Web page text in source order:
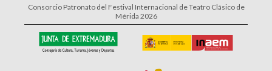
Consorcio Patronato del Festival Internacional de Teatro Clásico de
Mérida 2026